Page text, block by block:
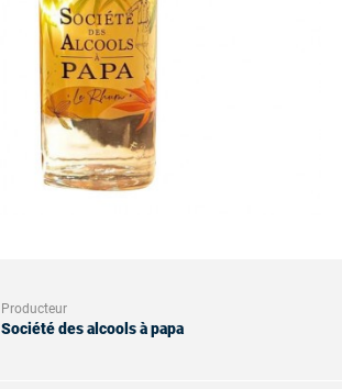
Producteur
Société des alcools à papa